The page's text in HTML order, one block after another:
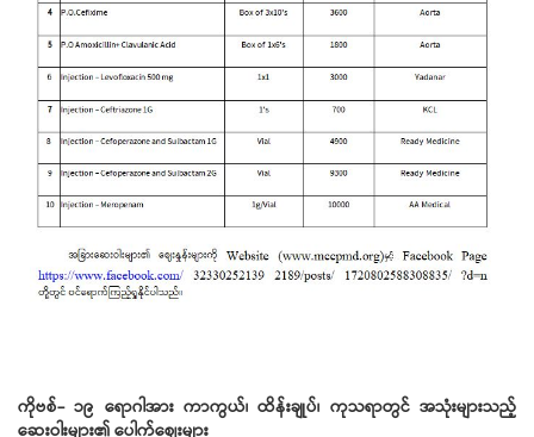
ကိုဗစ်-၁၉ ရောဂါအား ကာကွယ်၊ ထိန်းချုပ်၊ ကုသရာတွင် အသုံးများသည့်
ဆေးဝါးများ၏ပေါက်ဈေးများ